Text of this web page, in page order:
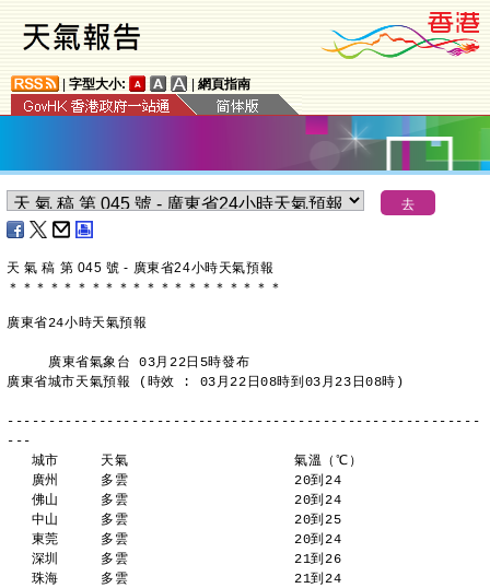
字型大小: 網頁指南
天 氣 稿 第 045 號 - 廣東省24小時天氣預報
＊ ＊ ＊ ＊ ＊ ＊ ＊ ＊ ＊ ＊ ＊ ＊ ＊ ＊ ＊ ＊ ＊ ＊ ＊ ＊
廣東省24小時天氣預報
     廣東省氣象台 03月22日5時發布
廣東省城市天氣預報 (時效 : 03月22日08時到03月23日08時)
---------------------------------------------------------
---
   城市     天氣                    氣溫（℃）
   廣州     多雲                    20到24
   佛山     多雲                    20到24
   中山     多雲                    20到25
   東莞     多雲                    20到24
   深圳     多雲                    21到26
   珠海     多雲                    21到24